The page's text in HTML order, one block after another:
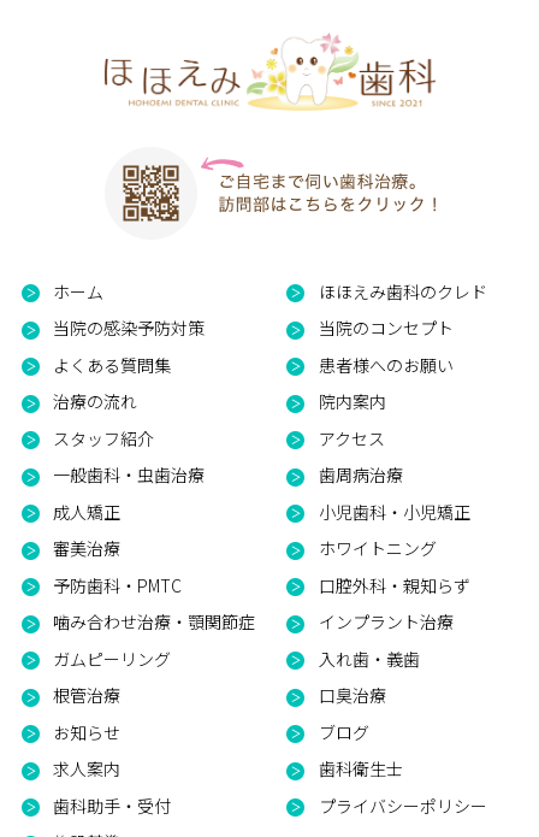
ホーム
ほほえみ歯科のクレド
当院の感染予防対策
当院のコンセプト
よくある質問集
患者様へのお願い
治療の流れ
院内案内
スタッフ紹介
アクセス
一般歯科・虫歯治療
歯周病治療
成人矯正
小児歯科・小児矯正
審美治療
ホワイトニング
予防歯科・PMTC
口腔外科・親知らず
噛み合わせ治療・顎関節症
インプラント治療
ガムピーリング
入れ歯・義歯
根管治療
口臭治療
お知らせ
ブログ
求人案内
歯科衛生士
歯科助手・受付
プライバシーポリシー